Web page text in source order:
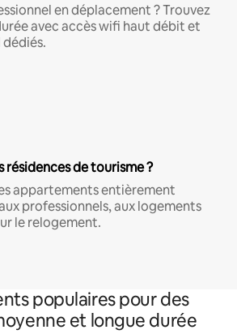
en déplacement ? Trouvez
avec accès wifi haut débit et
résidences de tourisme ?
appartements entièrement
professionnels, aux logements
le relogement.
populaires pour des
et longue durée